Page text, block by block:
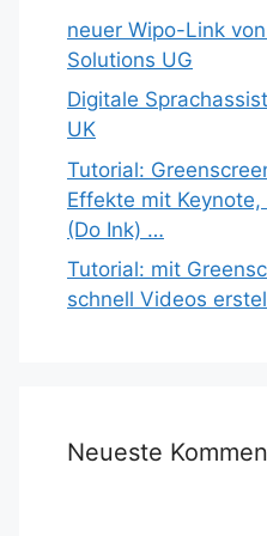
neuer Wipo-Link
Solutions UG
Digitale
UK
Tutorial:
Effekte mit Keynote,
(Do Ink) …
Tutorial: mit
schnell Videos
Neueste